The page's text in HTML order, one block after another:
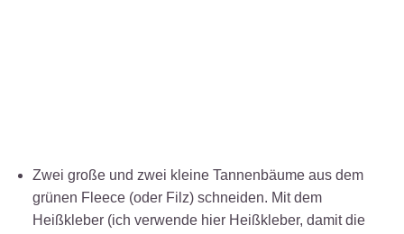
Zwei große und zwei kleine Tannenbäume aus dem
grünen Fleece (oder Filz) schneiden. Mit dem
Heißkleber (ich verwende hier Heißkleber, damit die